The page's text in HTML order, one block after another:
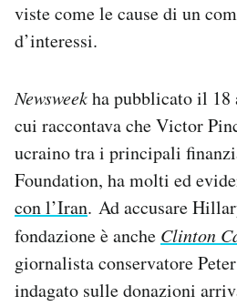
viste come le cause di un
d’interessi.
Newsweekha pubblicato il
cui raccontava che Victor
ucraino tra i principali
Foundation, ha molti ed
con l’Iran. Ad accusare
fondazione è anche Clinton
giornalista conservatore
indagato sulle donazioni